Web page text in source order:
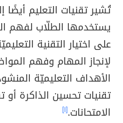
تُشير تقنيات التعليم
يستخدمها الطلّاب لفهم
على اختيار التقنية
لإنجاز المهام وفهم
الأهداف التعليميّة
تقنيات تحسين الذاكرة أو
الامتحانات.[١]